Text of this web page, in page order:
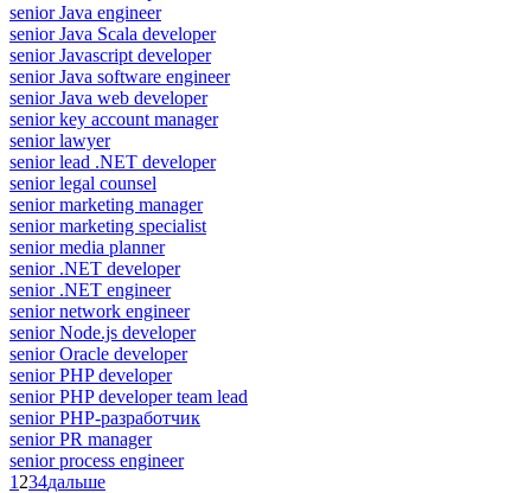
senior Java engineer
senior Java Scala developer
senior Javascript developer
senior Java software engineer
senior Java web developer
senior key account manager
senior lawyer
senior lead .NET developer
senior legal counsel
senior marketing manager
senior marketing specialist
senior media planner
senior .NET developer
senior .NET engineer
senior network engineer
senior Node.js developer
senior Oracle developer
senior PHP developer
senior PHP developer team lead
senior PHP-разработчик
senior PR manager
senior process engineer
1 234дальше